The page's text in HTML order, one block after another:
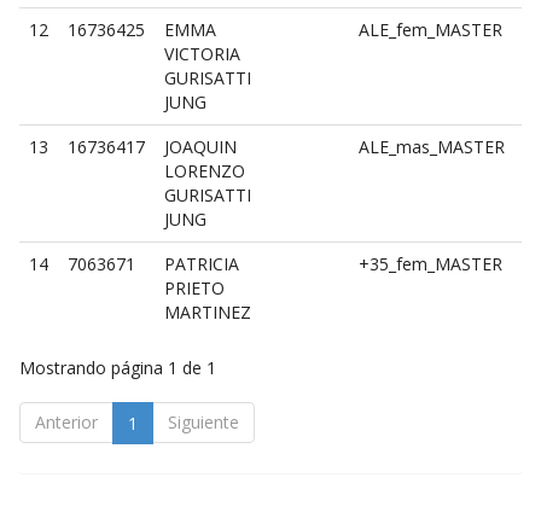
12 16736425
EMMA
VICTORIA
GURISATTI
JUNG
ALE_fem_MASTER
13 16736417
JOAQUIN
LORENZO
GURISATTI
JUNG
ALE_mas_MASTER
14 7063671
PATRICIA
PRIETO
MARTINEZ
+35_fem_MASTER
Mostrando página 1 de 1
Anterior 1 Siguiente